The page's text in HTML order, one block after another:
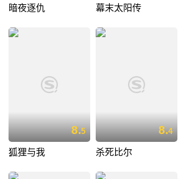
暗夜逐仇 幕末太阳传
8.5
狐狸与我
8.4
杀死比尔